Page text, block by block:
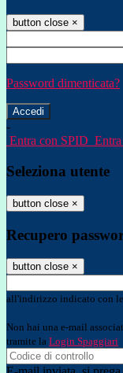
button close ×
Password dimenticata?
-
Entra con SPID
Seleziona utente
button close ×
Recupero
button close ×
all'indirizzo indicato con
Non hai una e-mail
tramite la Login Spaggiari